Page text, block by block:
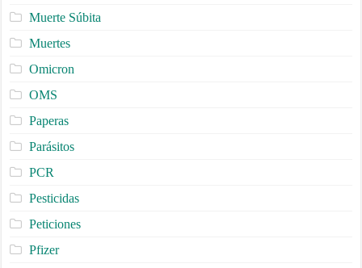
Muerte Súbita
Muertes
Omicron
OMS
Paperas
Parásitos
PCR
Pesticidas
Peticiones
Pfizer